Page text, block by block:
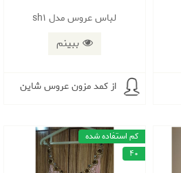
لباس عروس مدل sh1
ببینم
از کمد مزون عروس شاین
کم استفاده شده
40